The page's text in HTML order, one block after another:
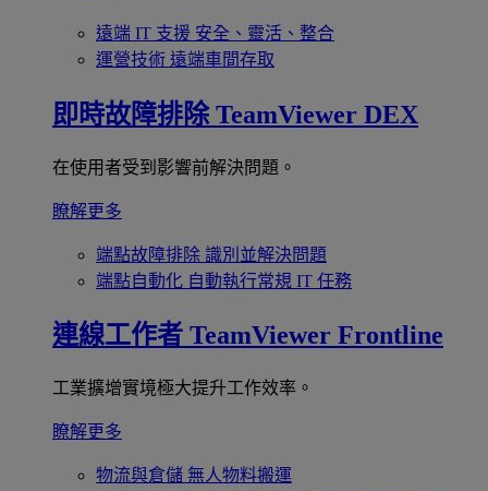
遠端 IT 支援 安全、靈活、整合
運營技術 遠端車間存取
即時故障排除 TeamViewer DEX
在使用者受到影響前解決問題。
瞭解更多
端點故障排除 識別並解決問題
端點自動化 自動執行常規 IT 任務
連線工作者 TeamViewer Frontline
工業擴增實境極大提升工作效率。
瞭解更多
物流與倉儲 無人物料搬運